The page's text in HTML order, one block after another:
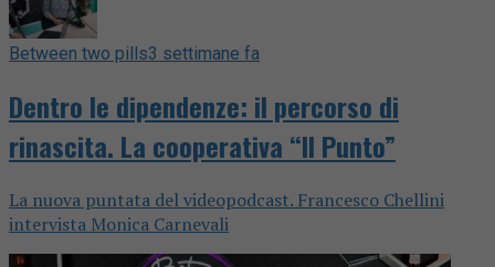
Between two pills3 settimane fa
Dentro le dipendenze: il percorso di
rinascita. La cooperativa “Il Punto”
La nuova puntata del videopodcast. Francesco Chellini
intervista Monica Carnevali